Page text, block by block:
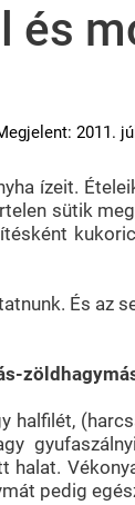
és
2011.
ízeit.
sütik
És az
halfilét,
halat.
pedig